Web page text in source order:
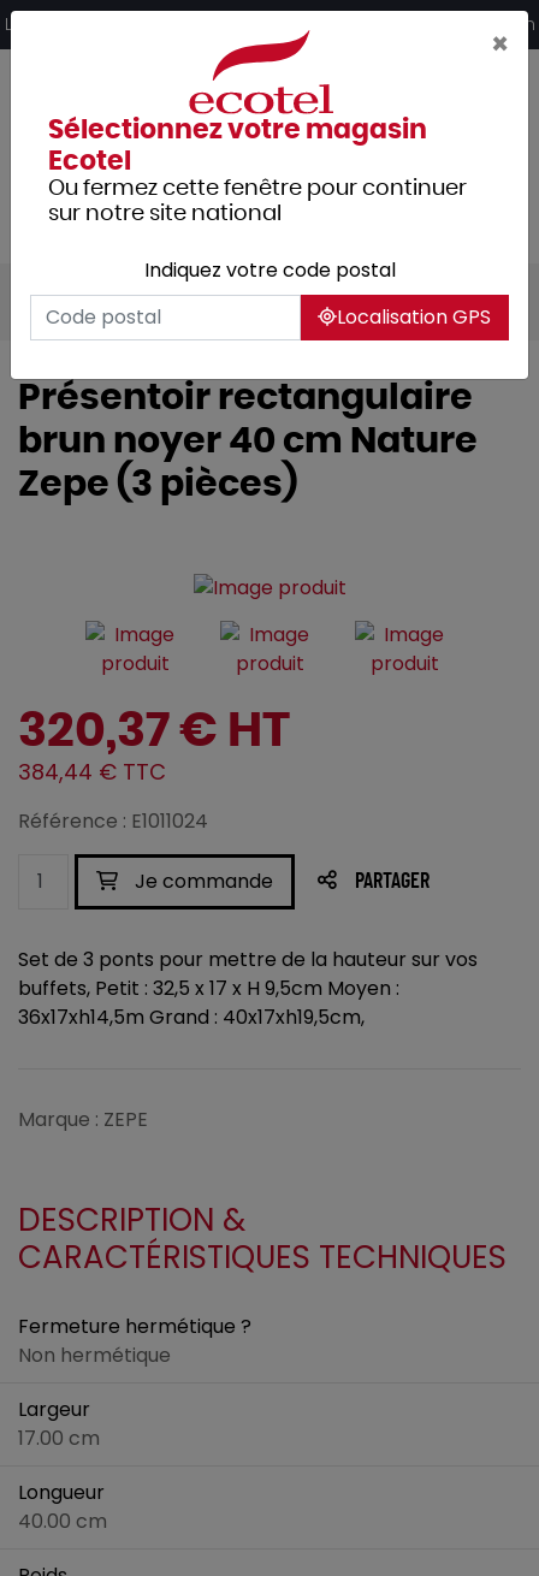
Livraison offerte dès 249€ HT d’achat et retrait 2h en magasin
Tous les produits Hôtellerie
Présentoir rectangulaire
brun noyer 40 cm Nature
Zepe (3 pièces)
320,37 € HT
384,44 € TTC
Référence : E1011024
Je commande PARTAGER
Set de 3 ponts pour mettre de la hauteur sur vos
buffets, Petit : 32,5 x 17 x H 9,5cm Moyen :
36x17xh14,5m Grand : 40x17xh19,5cm,
Marque : ZEPE
DESCRIPTION &
CARACTÉRISTIQUES TECHNIQUES
Fermeture hermétique ?
Non hermétique
Largeur
17.00 cm
Longueur
40.00 cm
×
Sélectionnez votre magasin
Ecotel
Ou fermez cette fenêtre pour continuer
sur notre site national
Indiquez votre code postal
Localisation GPS
Panneau de gestion des cookies